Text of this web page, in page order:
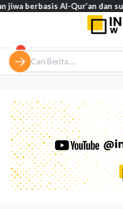
Al-Qur’an dan sunnah